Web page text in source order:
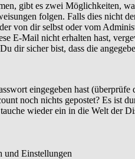
gibt es zwei Möglichkeiten,
folgen. Falls dies nicht
von dir selbst oder vom
E-Mail nicht erhalten hast,
dir sicher bist, dass die
eingegeben hast
noch nichts gepostet? Es ist
wieder ein in die Welt der
und Einstellungen